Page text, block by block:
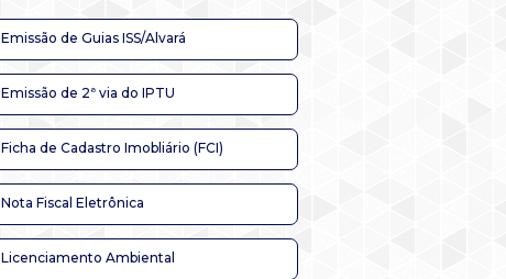
Emissão de Guias ISS/Alvará
Emissão de 2ª via do IPTU
Ficha de Cadastro Imobliário (FCI)
Nota Fiscal Eletrônica
Licenciamento Ambiental